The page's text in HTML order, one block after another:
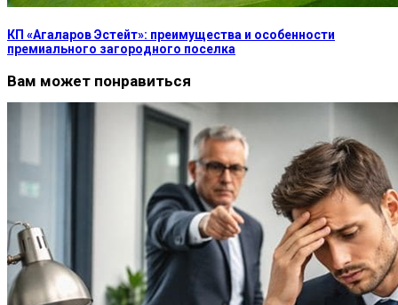
КП «Агаларов Эстейт»: преимущества и особенности
премиального загородного поселка
Вам может понравиться